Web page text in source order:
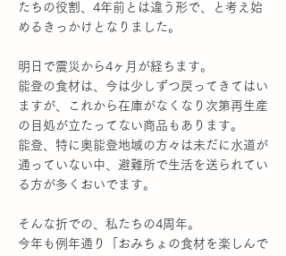
たちの役割、4年前とは違う形で、と考え始
めるきっかけとなりました。
明日で震災から4ヶ月が経ちます。
能登の食材は、今は少しずつ戻ってきてはい
ますが、これから在庫がなくなり次第再生産
の目処が立たってない商品もあります。
能登、特に奥能登地域の方々は未だに水道が
通っていない中、避難所で生活を送られてい
る方が多くおいでます。
そんな折での、私たちの4周年。
今年も例年通り「おみちょの食材を楽しんで